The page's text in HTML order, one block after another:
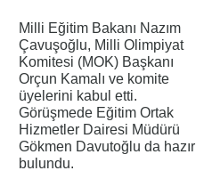
Milli Eğitim Bakanı Nazım
Çavuşoğlu, Milli Olimpiyat
Komitesi (MOK) Başkanı
Orçun Kamalı ve komite
üyelerini kabul etti.
Görüşmede Eğitim Ortak
Hizmetler Dairesi Müdürü
Gökmen Davutoğlu da hazır
bulundu.